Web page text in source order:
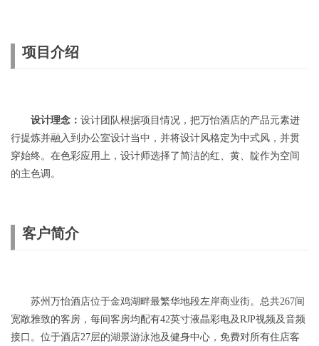
项目介绍
设计理念： 设计团队根据项目情况，把万怡酒店的产品元素进
行提炼并融入到办公室设计当中，并将设计风格定为中式风，并贯
穿始终。在色彩应用上，设计师选择了简洁的红、黄、靛作为空间
的主色调。
客户简介
苏州万怡酒店位于金鸡湖畔最繁华地段左岸商业街。总共267间
宽敞雅致的客房，每间客房均配有42英寸液晶彩电及RJP视频及音频
接口。位于酒店27层的湖景游泳池及健身中心，免费对所有住店客